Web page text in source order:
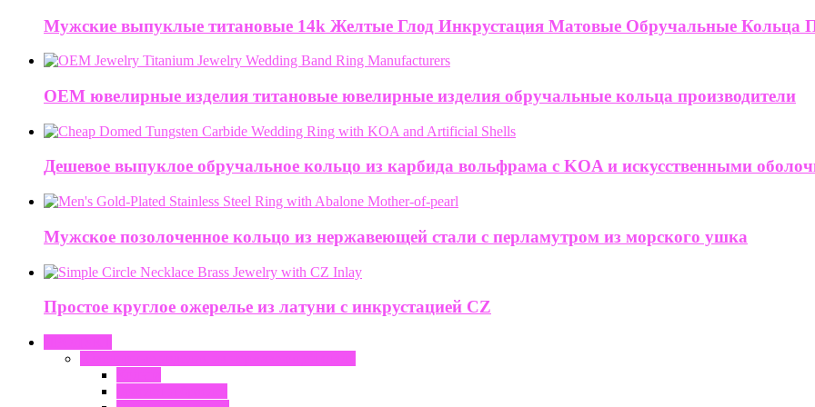
Мужские выпуклые титановые 14k Желтые Глод Инкрустация Матовые Обручальные Кольца
OEM ювелирные изделия титановые ювелирные изделия обручальные кольца производители
Дешевое выпуклое обручальное кольцо из карбида вольфрама с KOA и искусственными
Мужское позолоченное кольцо из нержавеющей стали с перламутром из морского ушка
Простое круглое ожерелье из латуни с инкрустацией CZ